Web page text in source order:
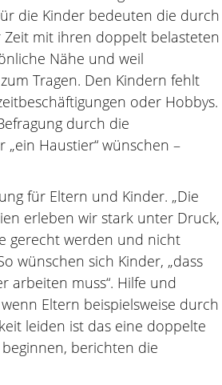
die Kinder bedeuten die durch
mit ihren doppelt belasteten
Nähe und weil
Tragen. Den Kindern fehlt
oder Hobbys.
durch die
Haustier“ wünschen –
für Eltern und Kinder. „Die
erleben wir stark unter Druck,
gerecht werden und nicht
wünschen sich Kinder, „dass
arbeiten muss“. Hilfe und
Eltern beispielsweise durch
leiden ist das eine doppelte
berichten die